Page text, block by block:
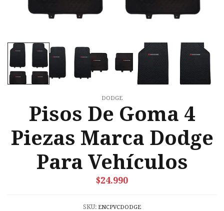
DODGE
Pisos De Goma 4
Piezas Marca Dodge
Para Vehículos
$24.990
SKU: ENCPVCDODGE